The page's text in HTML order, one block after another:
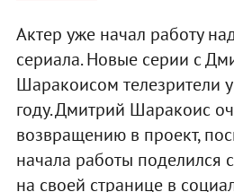
Актер уже начал работу
сериала. Новые серии с
Шаракоисом телезрители
году. Дмитрий Шаракоис
возвращению в проект,
начала работы поделился
на своей странице в